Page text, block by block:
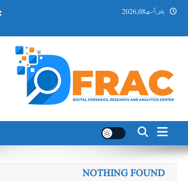
Skip ہفتہ, اگست 08, 2026
DFRAC_ORG
NOTHING FOUND